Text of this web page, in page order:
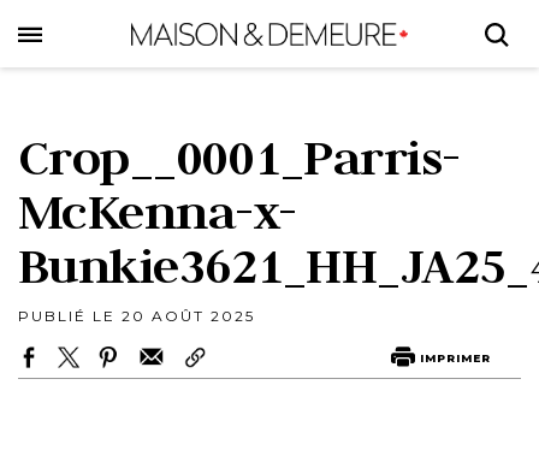
to
main
Crop__0001_Parris-
McKenna-x-
PUBLIÉ LE 20 AOÛT 2025
IMPRIMER